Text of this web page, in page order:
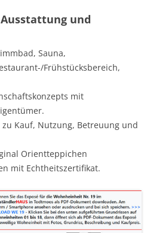
und
Sauna,
Frühstücksbereich,
mit
zu Kauf, Nutzung, Betreuung und
Orientteppichen
mit Echtheitszertifikat.